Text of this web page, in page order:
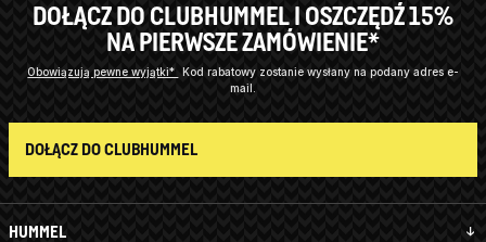
HUMMEL
DOŁĄCZ DO CLUBHUMMEL I OSZCZĘDŹ 15%
NA PIERWSZE ZAMÓWIENIE*
Obowiązują pewne wyjątki* Kod rabatowy zostanie wysłany na podany adres e-
mail.
DOŁĄCZ DO CLUBHUMMEL